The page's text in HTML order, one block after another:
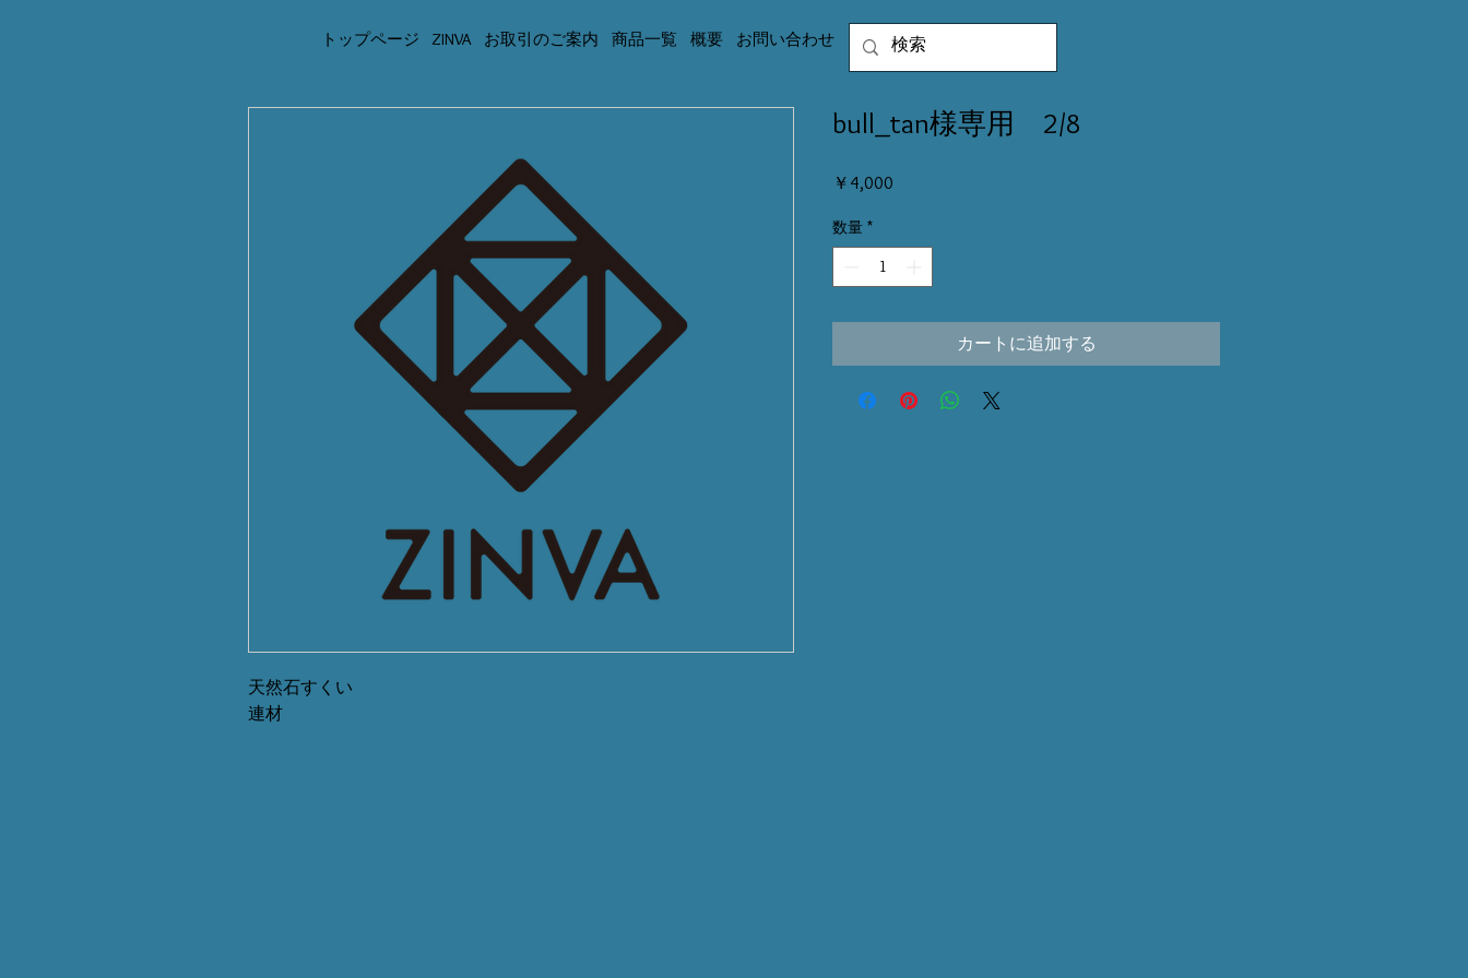
トップページ ZINVA お取引のご案内 商品一覧 概要 お問い合わせ
天然石すくい
連材
bull_tan様専用 2/8
￥4,000
数量 *
カートに追加する